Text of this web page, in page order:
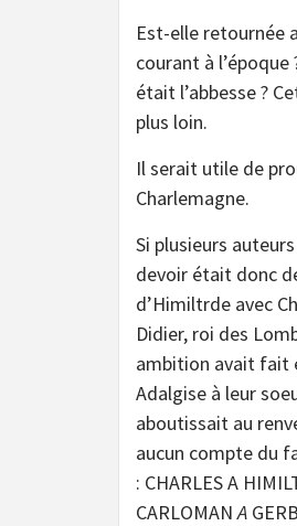
Est-elle retournée
courant à
était l’abbesse ?
plus loin.
Il serait utile de
Charlemagne.
Si plusieurs
devoir était donc
d’Himiltrde avec
Didier, roi des
ambition avait fait
Adalgise à leur
aboutissait au
aucun compte du
: CHARLES A
CARLOMANA